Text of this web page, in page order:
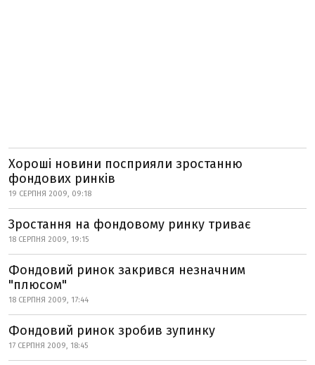
Хороші новини посприяли зростанню
фондових ринків
19 СЕРПНЯ 2009, 09:18
Зростання на фондовому ринку триває
18 СЕРПНЯ 2009, 19:15
Фондовий ринок закрився незначним
"плюсом"
18 СЕРПНЯ 2009, 17:44
Фондовий ринок зробив зупинку
17 СЕРПНЯ 2009, 18:45